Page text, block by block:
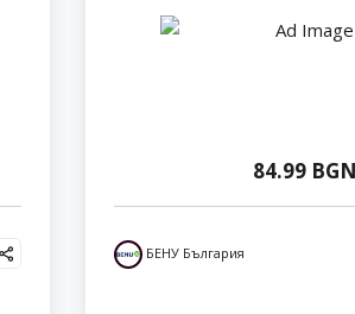
84.99 BGN
БЕНУ България